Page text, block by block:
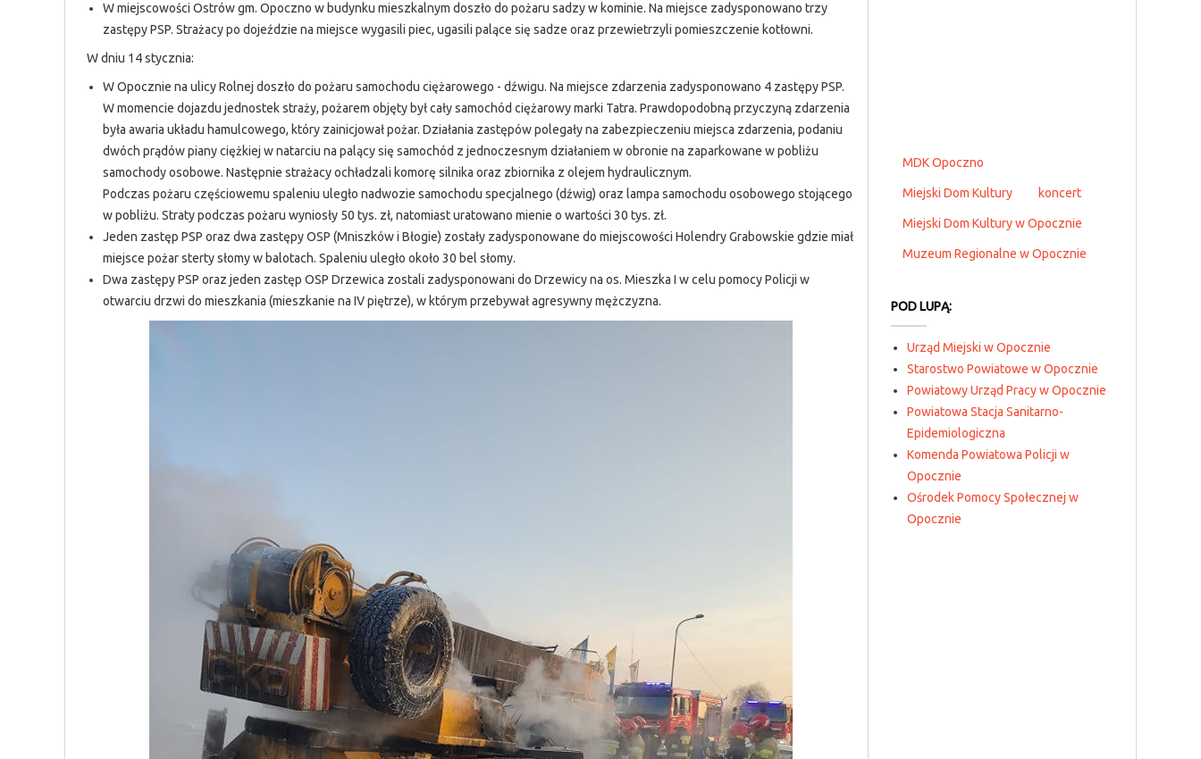
W miejscowości Ostrów gm. Opoczno w budynku mieszkalnym doszło do pożaru sadzy w kominie. Na miejsce zadysponowano trzy
zastępy PSP. Strażacy po dojeździe na miejsce wygasili piec, ugasili palące się sadze oraz przewietrzyli pomieszczenie kotłowni.
W dniu 14 stycznia:
W Opocznie na ulicy Rolnej doszło do pożaru samochodu ciężarowego - dźwigu. Na miejsce zdarzenia zadysponowano 4 zastępy PSP.
W momencie dojazdu jednostek straży, pożarem objęty był cały samochód ciężarowy marki Tatra. Prawdopodobną przyczyną zdarzenia
była awaria układu hamulcowego, który zainicjował pożar. Działania zastępów polegały na zabezpieczeniu miejsca zdarzenia, podaniu
dwóch prądów piany ciężkiej w natarciu na palący się samochód z jednoczesnym działaniem w obronie na zaparkowane w pobliżu
samochody osobowe. Następnie strażacy ochładzali komorę silnika oraz zbiornika z olejem hydraulicznym.
Podczas pożaru częściowemu spaleniu uległo nadwozie samochodu specjalnego (dźwig) oraz lampa samochodu osobowego stojącego
w pobliżu. Straty podczas pożaru wyniosły 50 tys. zł, natomiast uratowano mienie o wartości 30 tys. zł.
Jeden zastęp PSP oraz dwa zastępy OSP (Mniszków i Błogie) zostały zadysponowane do miejscowości Holendry Grabowskie gdzie miał
miejsce pożar sterty słomy w balotach. Spaleniu uległo około 30 bel słomy.
Dwa zastępy PSP oraz jeden zastęp OSP Drzewica zostali zadysponowani do Drzewicy na os. Mieszka I w celu pomocy Policji w
otwarciu drzwi do mieszkania (mieszkanie na IV piętrze), w którym przebywał agresywny mężczyzna.
MDK Opoczno
Miejski Dom Kultury koncert
Miejski Dom Kultury w Opocznie
Muzeum Regionalne w Opocznie
POD LUPĄ:
Urząd Miejski w Opocznie
Starostwo Powiatowe w Opocznie
Powiatowy Urząd Pracy w Opocznie
Powiatowa Stacja Sanitarno-
Epidemiologiczna
Komenda Powiatowa Policji w
Opocznie
Ośrodek Pomocy Społecznej w
Opocznie